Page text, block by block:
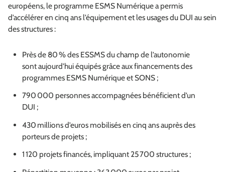
européens, le programme ESMS Numérique a permis
d’accélérer en cinq ans l’équipement et les usages du DUI au sein
des structures :
Près de 80 % des ESSMS du champ de l’autonomie
sont aujourd’hui équipés grâce aux financements des
programmes ESMS Numérique et SONS ;
790 000 personnes accompagnées bénéficient d’un
DUI ;
430 millions d’euros mobilisés en cinq ans auprès des
porteurs de projets ;
1 120 projets financés, impliquant 25 700 structures ;